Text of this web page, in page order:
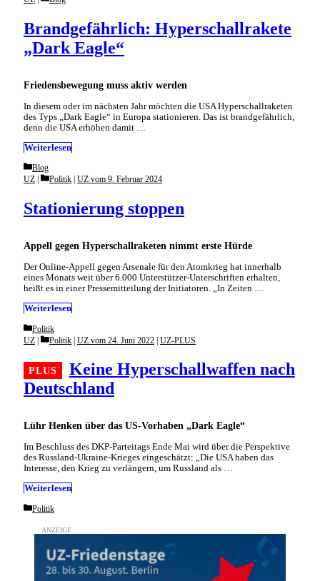
Friedensbewegung muss aktiv werden
Brandgefährlich: Hyperschallrakete
„Dark Eagle“
In diesem oder im nächsten Jahr möchten die USA Hyperschallraketen
des Typs „Dark Eagle“ in Europa stationieren. Das ist brandgefährlich,
denn die USA erhöhen damit …
Weiterlesen
Categories
Blog
Appell gegen Hyperschallraketen nimmt erste Hürde
Stationierung stoppen
UZ Categories
Politik UZ vom 9. Februar 2024
Der Online-Appell gegen Arsenale für den Atomkrieg hat innerhalb
eines Monats weit über 6.000 Unterstützer-Unterschriften erhalten,
heißt es in einer Pressemitteilung der Initiatoren. „In Zeiten …
Weiterlesen
Categories
Politik
Lühr Henken über das US-Vorhaben „Dark Eagle“
Keine Hyperschallwaffen nach
Deutschland
UZ Categories
Politik | UZ vom 24. Juni 2022 | UZ-PLUS
Im Beschluss des DKP-Parteitags Ende Mai wird über die Perspektive
des Russland-Ukraine-Krieges eingeschätzt: „Die USA haben das
Interesse, den Krieg zu verlängern, um Russland als …
Weiterlesen
Categories
Politik